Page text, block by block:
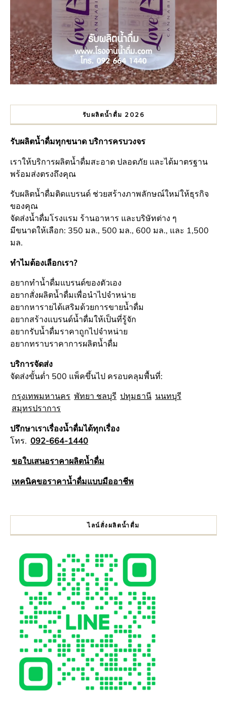
รับผลิตน้ำดื่ม 2026
รับผลิตน้ำดื่มทุกขนาด บริการครบวงจร
เราให้บริการผลิตน้ำดื่มสะอาด ปลอดภัย และได้มาตรฐาน
พร้อมส่งตรงถึงคุณ
รับผลิตน้ำดื่มติดแบรนด์ ช่วยสร้างภาพลักษณ์ใหม่ให้ธุรกิจ
ของคุณ
จัดส่งน้ำดื่มโรงแรม ร้านอาหาร และบริษัทต่าง ๆ
มีขนาดให้เลือก: 350 มล., 500 มล., 600 มล., และ 1,500
มล.
ทำไมต้องเลือกเรา?
อยากทำน้ำดื่มแบรนด์ของตัวเอง
อยากสั่งผลิตน้ำดื่มเพื่อนำไปจำหน่าย
อยากหารายได้เสริมด้วยการขายน้ำดื่ม
อยากสร้างแบรนด์น้ำดื่มให้เป็นที่รู้จัก
อยากรับน้ำดื่มราคาถูกไปจำหน่าย
อยากทราบราคาการผลิตน้ำดื่ม
บริการจัดส่ง
จัดส่งขั้นต่ำ 500 แพ็คขึ้นไป ครอบคลุมพื้นที่:
กรุงเทพมหานคร พัทยา ชลบุรี ปทุมธานี นนทบุรี
สมุทรปราการ
ปรึกษาเราเรื่องน้ำดื่มได้ทุกเรื่อง
โทร. 092-664-1440
ขอใบเสนอราคาผลิตน้ำดื่ม
เทคนิคขอราคาน้ำดื่มแบบมืออาชีพ
ไลน์สั่งผลิตน้ำดื่ม